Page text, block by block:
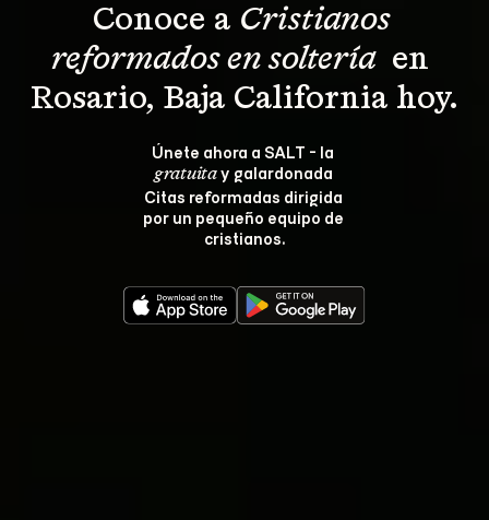
Conoce a Cristianos
reformados en soltería en
Rosario, Baja California hoy.
Únete ahora a SALT - la
gratuita y galardonada
Citas reformadas dirigida
por un pequeño equipo de
cristianos.